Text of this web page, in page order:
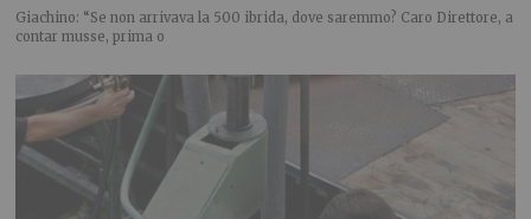
Giachino: “Se non arrivava la 500 ibrida, dove saremmo? Caro Direttore, a
contar musse, prima o